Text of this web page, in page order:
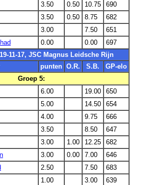
3.50 0.50 10.75
690
3.50 0.50 8.75
682
3.00 7.50
651
0.00 0.00
697
11-17, JSC Magnus Leidsche Rijn
punten O.R. S.B.
GP-elo
Groep 5:
6.00 19.00
650
5.00 14.50
654
4.00 9.75
666
3.50 8.50
647
3.00 1.00 12.25
682
3.00 0.00 7.00
646
2.50 7.50
683
1.00 3.00
639